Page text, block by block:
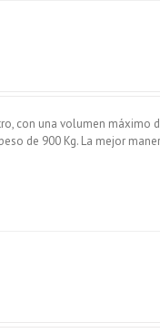
con una volumen máximo
de 900 Kg. La mejor